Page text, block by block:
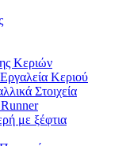
Κεριών
Κεριού
Στοιχεία
με ξέφτια